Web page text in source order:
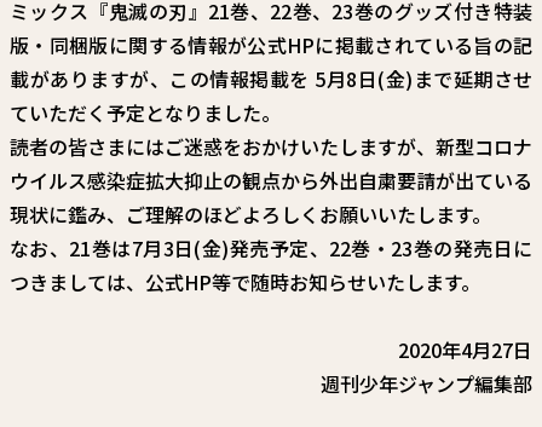
連載作品
雑誌
定期購読
イチオシ情報
漫画賞
関連情報
ミックス『鬼滅の刃』21巻、22巻、23巻のグッズ付き特装
版・同梱版に関する情報が公式HPに掲載されている旨の記
載がありますが、この情報掲載を 5月8日(金)まで延期させ
ていただく予定となりました。
読者の皆さまにはご迷惑をおかけいたしますが、新型コロナ
ウイルス感染症拡大抑止の観点から外出自粛要請が出ている
現状に鑑み、ご理解のほどよろしくお願いいたします。
なお、21巻は7月3日(金)発売予定、22巻・23巻の発売日に
つきましては、公式HP等で随時お知らせいたします。
2020年4月27日
週刊少年ジャンプ編集部